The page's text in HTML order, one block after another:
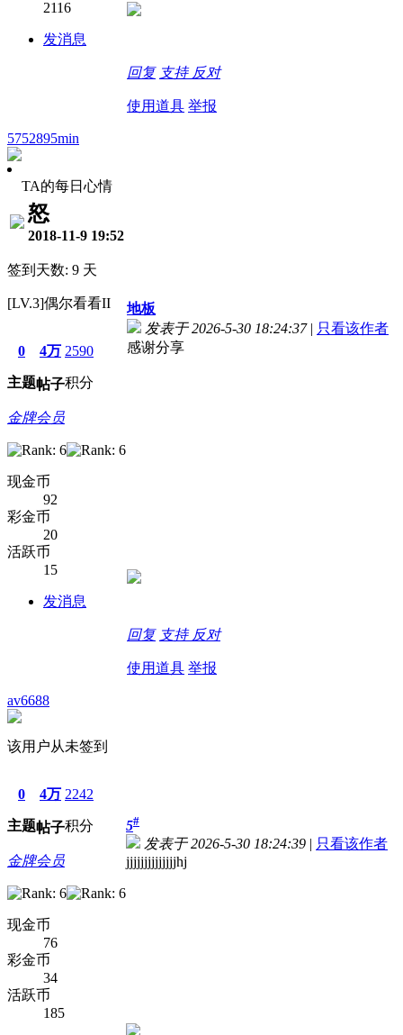
2116
发消息
回复 支持 反对
使用道具 举报
5752895min
TA的每日心情
怒
2018-11-9 19:52
签到天数: 9 天
[LV.3]偶尔看看II
0
主题
4万
帖子
2590
积分
金牌会员
现金币
92
彩金币
20
活跃币
15
发消息
地板
发表于 2026-5-30 18:24:37 | 只看该作者
感谢分享
回复 支持 反对
使用道具 举报
av6688
该用户从未签到
0
主题
4万
帖子
2242
积分
金牌会员
现金币
76
彩金币
34
活跃币
185
5#
发表于 2026-5-30 18:24:39 | 只看该作者
jjjjjjjjjjjjjjhj